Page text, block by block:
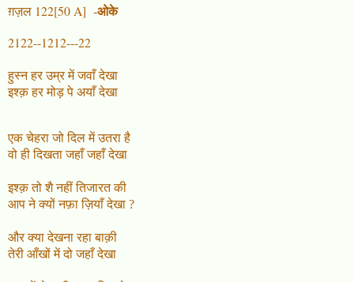
ग़ज़ल 122[50 A] -ओके
2122--1212---22
हुस्न हर उम्र मेंजवाँदेखा
इश्क़ हर मोड़ पे अयाँदेखा
एक चेहरा जो दिल में उतरा है
वो ही दिखताजहाँजहाँ देखा
इश्क़ तो शै नहीं तिजारत की
आप ने क्यों नफ़ा ज़ियाँ देखा ?
और क्या देखना रहा बाक़ी
तेरी आँखों में दो जहाँ देखा